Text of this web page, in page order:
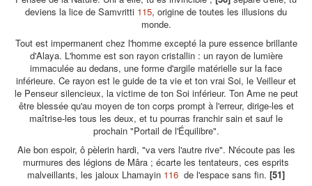
deviens la lice de Samvritti 115, origine de toutes les illusions du
monde.
Tout est impermanent chez l'homme excepté la pure essence brillante
d'Alaya. L'homme est son rayon cristallin : un rayon de lumière
immaculée au dedans, une forme d'argile matérielle sur la face
inférieure. Ce rayon est le guide de ta vie et ton vrai Soi, le Veilleur et
le Penseur silencieux, la victime de ton Soi inférieur. Ton Ame ne peut
être blessée qu'au moyen de ton corps prompt à l'erreur, dirige-les et
maîtrise-les tous les deux, et tu pourras franchir sain et sauf le
prochain "Portail de l'Équilibre".
Aie bon espoir, ô pèlerin hardi, "va vers l'autre rive". N'écoute pas les
murmures des légions de Mâra ; écarte les tentateurs, ces esprits
malveillants, les jaloux Lhamayin 116 de l'espace sans fin. [51]